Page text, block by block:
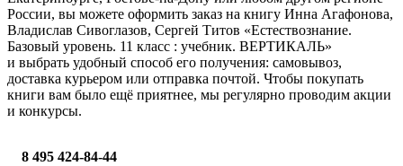
России, вы можете оформить заказ на книгу Инна Агафонова,
Владислав Сивоглазов, Сергей Титов «Естествознание.
Базовый уровень. 11 класс : учебник. ВЕРТИКАЛЬ»
и выбрать удобный способ его получения: самовывоз,
доставка курьером или отправка почтой. Чтобы покупать
книги вам было ещё приятнее, мы регулярно проводим акции
и конкурсы.
8 495 424-84-44